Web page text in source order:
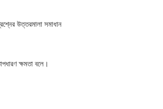
উত্তরমালা সমাধান
ক্ষমতা বলে।